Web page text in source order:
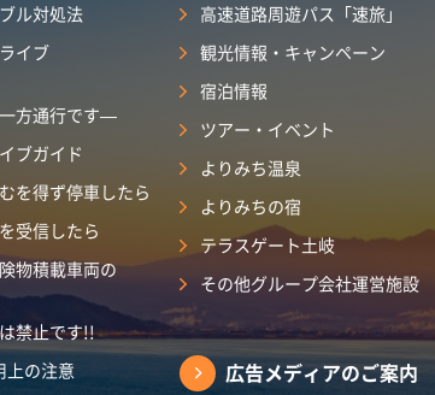
ル対処法
イブ
方通行です―
ブガイド
を得ず停車したら
受信したら
物積載車両の
禁止です!!
上の注意
高速道路周遊パス「速旅」
観光情報・キャンペーン
宿泊情報
ツアー・イベント
よりみち温泉
よりみちの宿
テラスゲート土岐
その他グループ会社運営施設
広告メディアのご案内